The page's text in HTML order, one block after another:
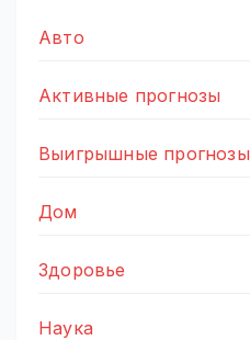
Авто
Активные прогнозы
Выигрышные прогнозы
Дом
Здоровье
Наука